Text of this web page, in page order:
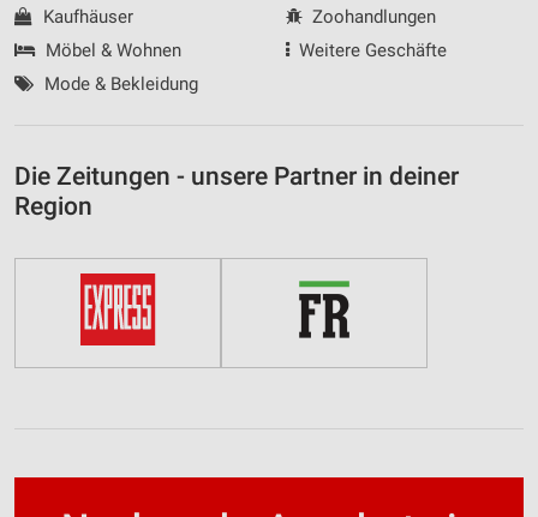
Kaufhäuser
Möbel & Wohnen
Mode & Bekleidung
Zoohandlungen
Weitere Geschäfte
Die Zeitungen - unsere Partner in deiner
Region